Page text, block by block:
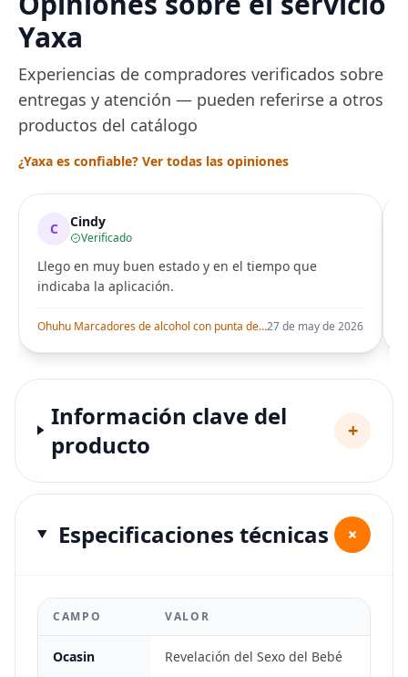
Smart Band 6
Yaxa
Experiencias de compradores verificados sobre
entregas y atención — pueden referirse a otros
productos del catálogo
¿Yaxa es confiable? Ver todas las opiniones
C Cindy
Verificado
Llego en muy buen estado y en el tiempo que
indicaba la aplicación.
Ohuhu Marcadores de alcohol con punta de pincel – Juego de marcadores artísticos de doble punta con certificación AP para artistas adultos27 de may de 2026
Información clave del
producto
+
Especificaciones técnicas +
CAMPO VALOR
Ocasin Revelación del Sexo del Bebé